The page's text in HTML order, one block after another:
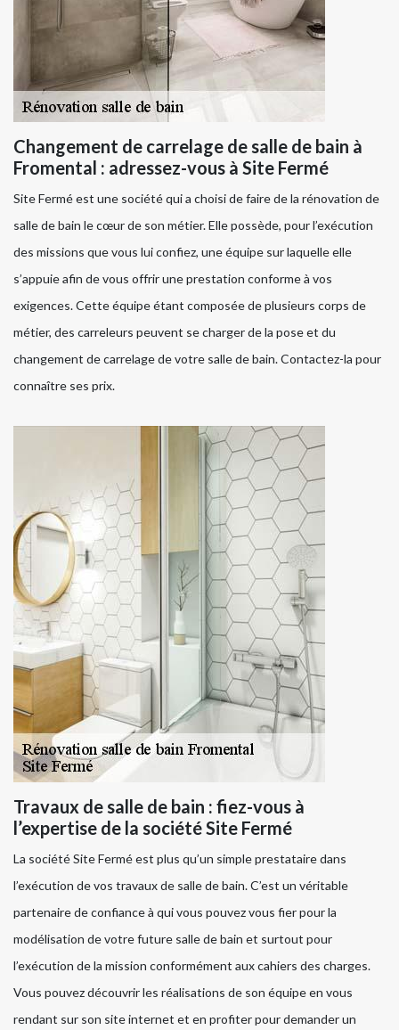
Changement de carrelage de salle de bain à
Fromental : adressez-vous à Site Fermé
Site Fermé est une société qui a choisi de faire de la rénovation de
salle de bain le cœur de son métier. Elle possède, pour l’exécution
des missions que vous lui confiez, une équipe sur laquelle elle
s’appuie afin de vous offrir une prestation conforme à vos
exigences. Cette équipe étant composée de plusieurs corps de
métier, des carreleurs peuvent se charger de la pose et du
changement de carrelage de votre salle de bain. Contactez-la pour
connaître ses prix.
Travaux de salle de bain : fiez-vous à
l’expertise de la société Site Fermé
La société Site Fermé est plus qu’un simple prestataire dans
l’exécution de vos travaux de salle de bain. C’est un véritable
partenaire de confiance à qui vous pouvez vous fier pour la
modélisation de votre future salle de bain et surtout pour
l’exécution de la mission conformément aux cahiers des charges.
Vous pouvez découvrir les réalisations de son équipe en vous
rendant sur son site internet et en profiter pour demander un